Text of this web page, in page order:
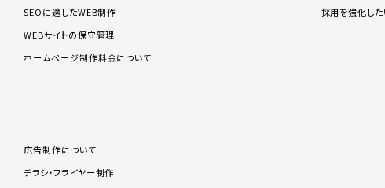
SEOに適したWEB制作
WEBサイトの保守管理
ホームページ制作料金について
採用を強化した
広告制作について
チラシ・フライヤー制作